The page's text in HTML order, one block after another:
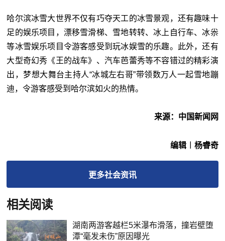
哈尔滨冰雪大世界不仅有巧夺天工的冰雪景观，还有趣味十
足的娱乐项目，漂移雪滑梯、雪地转转、冰上自行车、冰尜
等冰雪娱乐项目令游客感受到玩冰娱雪的乐趣。此外，还有
大型奇幻秀《王的战车》、汽车芭蕾秀等不容错过的精彩演
出，梦想大舞台主持人“冰城左右哥”带领数万人一起雪地蹦
迪，令游客感受到哈尔滨如火的热情。
来源：中国新闻网
编辑︱杨睿奇
更多社会资讯
相关阅读
湖南两游客越栏5米瀑布滑落，撞岩壁堕
潭“毫发未伤”原因曝光